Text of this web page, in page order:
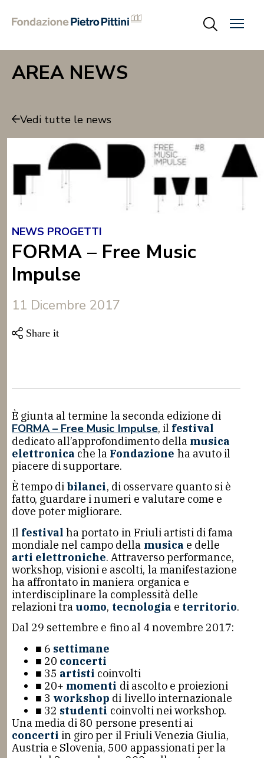
AREA NEWS
Vedi tutte le news
NEWS PROGETTI
FORMA – Free Music
Impulse
11 Dicembre 2017
È giunta al termine la seconda edizione di
FORMA – Free Music Impulse, il festival
dedicato all’approfondimento della musica
elettronica che la Fondazione ha avuto il
piacere di supportare.
È tempo di bilanci, di osservare quanto si è
fatto, guardare i numeri e valutare come e
dove poter migliorare.
Il festival ha portato in Friuli artisti di fama
mondiale nel campo della musica e delle
arti elettroniche. Attraverso performance,
workshop, visioni e ascolti, la manifestazione
ha affrontato in maniera organica e
interdisciplinare la complessità delle
relazioni tra uomo, tecnologia e territorio.
Dal 29 settembre e fino al 4 novembre 2017:
■ 6 settimane
■ 20 concerti
■ 35 artisti coinvolti
■ 20+ momenti di ascolto e proiezioni
■ 3 workshop di livello internazionale
■ 32 studenti coinvolti nei workshop.
Una media di 80 persone presenti ai
concerti in giro per il Friuli Venezia Giulia,
Austria e Slovenia, 500 appassionati per la